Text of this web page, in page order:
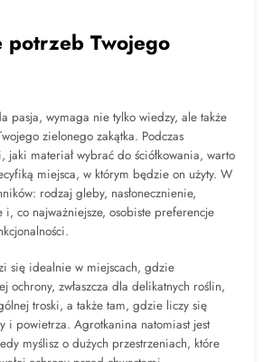
potrzeb Twojego
pasja, wymaga nie tylko wiedzy, ale także
zielonego zakątka. Podczas
jaki materiał wybrać do ściółkowania, warto
miejsca, w którym będzie on użyty. W
rodzaj gleby, nasłonecznienie,
i, co najważniejsze, osobiste preferencje
się idealnie w miejscach, gdzie
ochrony, zwłaszcza dla delikatnych roślin,
troski, a także tam, gdzie liczy się
i powietrza. Agrotkanina natomiast jest
myślisz o dużych przestrzeniach, które